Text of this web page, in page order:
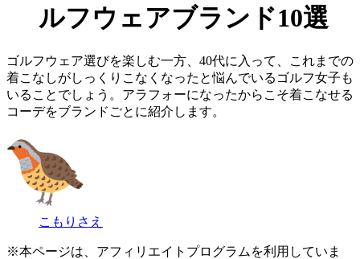
ルフウェアブランド10選
ゴルフウェア選びを楽しむ一方、40代に入って、これまでの
着こなしがしっくりこなくなったと悩んでいるゴルフ女子も
いることでしょう。アラフォーになったからこそ着こなせる
コーデをブランドごとに紹介します。
こもりさえ
※本ページは、アフィリエイトプログラムを利用していま